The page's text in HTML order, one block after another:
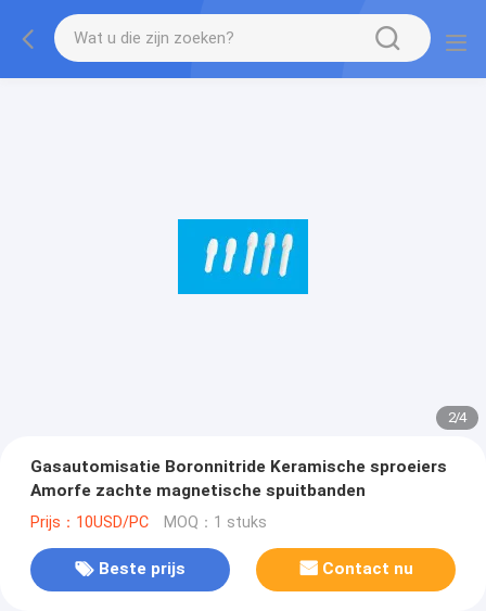
2/4
Gasautomisatie Boronnitride Keramische sproeiers
Amorfe zachte magnetische spuitbanden
Prijs：10USD/PC MOQ：1 stuks
Beste prijs Contact nu